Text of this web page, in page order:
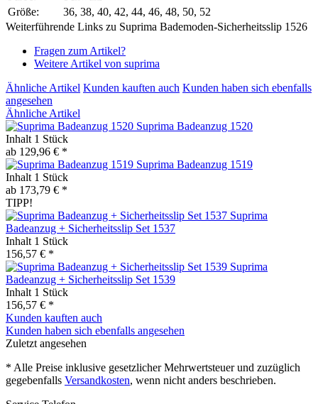
Größe:
36, 38, 40, 42, 44, 46, 48, 50, 52
Weiterführende Links zu Suprima Bademoden-Sicherheitsslip 1526
Fragen zum Artikel?
Weitere Artikel von suprima
Ähnliche Artikel Kunden kauften auch Kunden haben sich ebenfalls
angesehen
Ähnliche Artikel
Suprima Badeanzug 1520
Inhalt 1 Stück
ab 129,96 € *
Suprima Badeanzug 1519
Inhalt 1 Stück
ab 173,79 € *
TIPP!
Suprima
Badeanzug + Sicherheitsslip Set 1537
Inhalt 1 Stück
156,57 € *
Suprima
Badeanzug + Sicherheitsslip Set 1539
Inhalt 1 Stück
156,57 € *
Kunden kauften auch
Kunden haben sich ebenfalls angesehen
Zuletzt angesehen
* Alle Preise inklusive gesetzlicher Mehrwertsteuer und zuzüglich
gegebenfalls Versandkosten, wenn nicht anders beschrieben.